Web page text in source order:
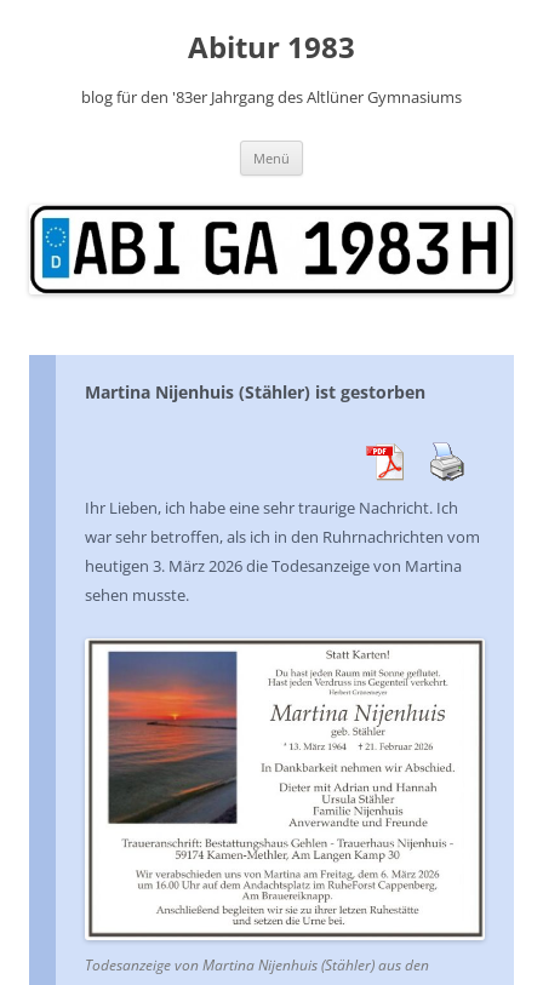
Abitur 1983
blog für den '83er Jahrgang des Altlüner Gymnasiums
Menü
Martina Nijenhuis (Stähler) ist gestorben
Ihr Lieben, ich habe eine sehr traurige Nachricht. Ich
war sehr betroffen, als ich in den Ruhrnachrichten vom
heutigen 3. März 2026 die Todesanzeige von Martina
sehen musste.
Todesanzeige von Martina Nijenhuis (Stähler) aus den